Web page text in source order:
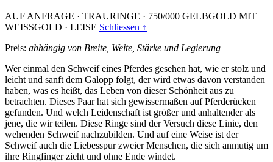
AUF ANFRAGE · TRAURINGE · 750/000 GELBGOLD MIT
WEISSGOLD · LEISE Schliessen ↑
Preis: abhängig von Breite, Weite, Stärke und Legierung
Wer einmal den Schweif eines Pferdes gesehen hat, wie er stolz und
leicht und sanft dem Galopp folgt, der wird etwas davon verstanden
haben, was es heißt, das Leben von dieser Schönheit aus zu
betrachten. Dieses Paar hat sich gewissermaßen auf Pferderücken
gefunden. Und welch Leidenschaft ist größer und anhaltender als
jene, die wir teilen. Diese Ringe sind der Versuch diese Linie, den
wehenden Schweif nachzubilden. Und auf eine Weise ist der
Schweif auch die Liebesspur zweier Menschen, die sich anmutig um
ihre Ringfinger zieht und ohne Ende windet.